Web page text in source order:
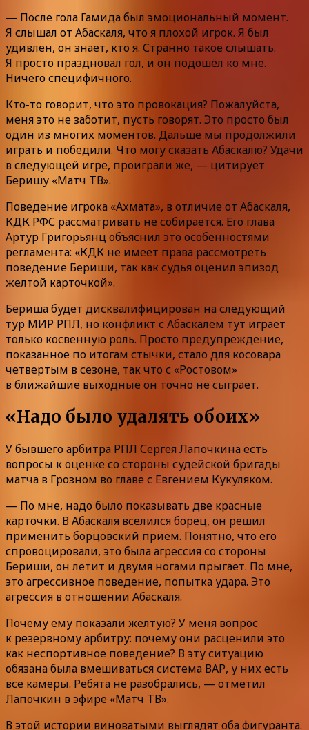
— После гола Гамида был эмоциональный момент.
Я слышал от Абаскаля, что я плохой игрок. Я был
удивлен, он знает, кто я. Странно такое слышать.
Я просто праздновал гол, и он подошёл ко мне.
Ничего специфичного.
Кто-то говорит, что это провокация? Пожалуйста,
меня это не заботит, пусть говорят. Это просто был
один из многих моментов. Дальше мы продолжили
играть и победили. Что могу сказать Абаскалю? Удачи
в следующей игре, проиграли же, — цитирует
Беришу «Матч ТВ».
Поведение игрока «Ахмата», в отличие от Абаскаля,
КДК РФС рассматривать не собирается. Его глава
Артур Григорьянц объяснил это особенностями
регламента: «КДК не имеет права рассмотреть
поведение Бериши, так как судья оценил эпизод
желтой карточкой».
Бериша будет дисквалифицирован на следующий
тур МИР РПЛ, но конфликт с Абаскалем тут играет
только косвенную роль. Просто предупреждение,
показанное по итогам стычки, стало для косовара
четвертым в сезоне, так что с «Ростовом»
в ближайшие выходные он точно не сыграет.
«Надо было удалять обоих»
У бывшего арбитра РПЛ Сергея Лапочкина есть
вопросы к оценке со стороны судейской бригады
матча в Грозном во главе с Евгением Кукуляком.
— По мне, надо было показывать две красные
карточки. В Абаскаля вселился борец, он решил
применить борцовский прием. Понятно, что его
спровоцировали, это была агрессия со стороны
Бериши, он летит и двумя ногами прыгает. По мне,
это агрессивное поведение, попытка удара. Это
агрессия в отношении Абаскаля.
Почему ему показали желтую? У меня вопрос
к резервному арбитру: почему они расценили это
как неспортивное поведение? В эту ситуацию
обязана была вмешиваться система ВАР, у них есть
все камеры. Ребята не разобрались, — отметил
Лапочкин в эфире «Матч ТВ».
В этой истории виноватыми выглядят оба фигуранта.